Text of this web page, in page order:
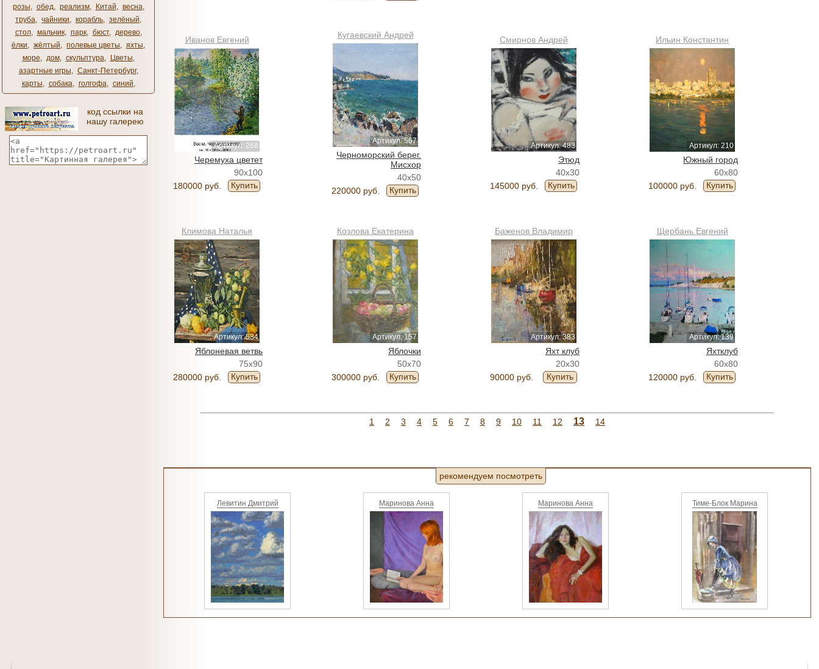
розы, обед, реализм, Китай, весна,
труба, чайники, корабль, зелёный,
стол, мальчик, парк, бюст, дерево,
ёлки, жёлтый, полевые цветы, яхты,
море, дом, скульптура, Цветы,
азартные игры, Санкт-Петербург,
карты, собака, голгофа, синий,
код ссылки на
нашу галерею
Иванов Евгений
Артикул: 268
Черемуха цветет
90x100
180000 руб.
Купить
Кугаевский Андрей
Артикул: 567
Черноморский берег.
Мисхор
40x50
220000 руб.
Купить
Смирнов Андрей
Артикул: 483
Этюд
40x30
145000 руб.
Купить
Ильин Константин
Артикул: 210
Южный город
60x80
100000 руб.
Купить
Климова Наталья
Артикул: 534
Яблоневая ветвь
75x90
280000 руб.
Купить
Козлова Екатерина
Артикул: 157
Яблочки
50x70
300000 руб.
Купить
Баженов Владимир
Артикул: 383
Яхт клуб
20x30
90000 руб.
Купить
Щербань Евгений
Артикул: 139
Яхтклуб
60x80
120000 руб.
Купить
1 2 3 4 5 6 7 8 9 10 11 12 13 14
рекомендуем посмотреть
Левитин Дмитрий Маринова Анна Маринова Анна Тиме-Блок Марина